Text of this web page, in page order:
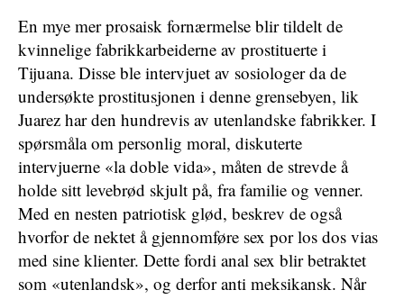
En mye mer prosaisk fornærmelse blir tildelt de
kvinnelige fabrikkarbeiderne av prostituerte i
Tijuana. Disse ble intervjuet av sosiologer da de
undersøkte prostitusjonen i denne grensebyen, lik
Juarez har den hundrevis av utenlandske fabrikker. I
spørsmåla om personlig moral, diskuterte
intervjuerne «la doble vida», måten de strevde å
holde sitt levebrød skjult på, fra familie og venner.
Med en nesten patriotisk glød, beskrev de også
hvorfor de nektet å gjennomføre sex por los dos vias
med sine klienter. Dette fordi anal sex blir betraktet
som «utenlandsk», og derfor anti meksikansk. Når